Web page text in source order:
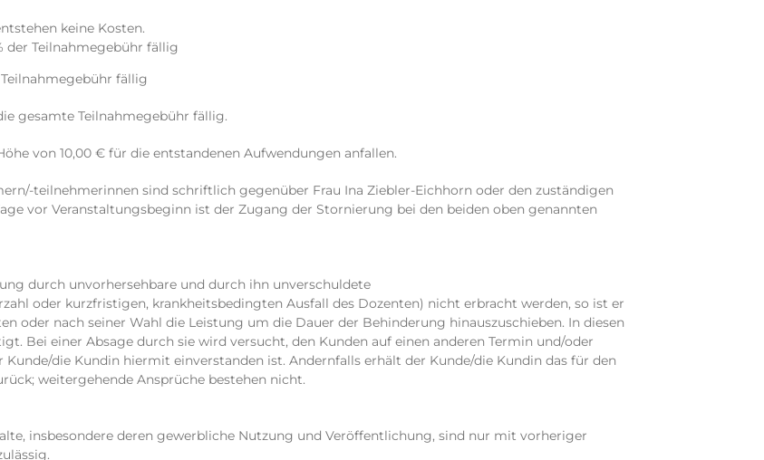
keine Kosten.
der Teilnahmegebühr fällig
fällig
gesamte Teilnahmegebühr fällig.
von 10,00 € für die entstandenen Aufwendungen anfallen.
teilnehmerinnen sind schriftlich gegenüber Frau Ina Ziebler-Eichhorn oder den zuständigen
vor Veranstaltungsbeginn ist der Zugang der Stornierung bei den beiden oben genannten
durch unvorhersehbare und durch ihn unverschuldete
oder kurzfristigen, krankheitsbedingten Ausfall des Dozenten) nicht erbracht werden, so ist er
oder nach seiner Wahl die Leistung um die Dauer der Behinderung hinauszuschieben. In diesen
Bei einer Absage durch sie wird versucht, den Kunden auf einen anderen Termin und/oder
die Kundin hiermit einverstanden ist. Andernfalls erhält der Kunde/die Kundin das für den
weitergehende Ansprüche bestehen nicht.
insbesondere deren gewerbliche Nutzung und Veröffentlichung, sind nur mit vorheriger